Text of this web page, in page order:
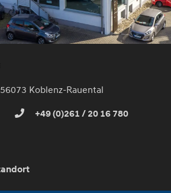
Koblenz-Rauental
+49 (0)261 / 20 16 780